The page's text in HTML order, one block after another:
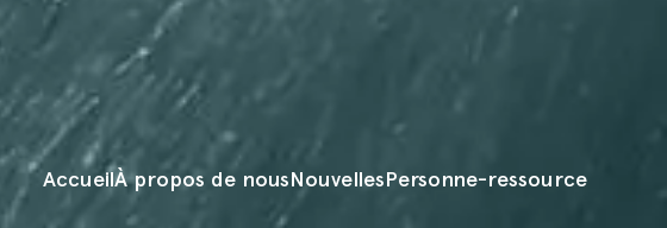
AccueilÀ propos de nousNouvellesPersonne-ressource